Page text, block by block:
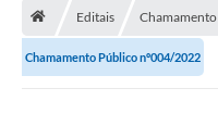
Editais
Chamamento Público nº004/2022